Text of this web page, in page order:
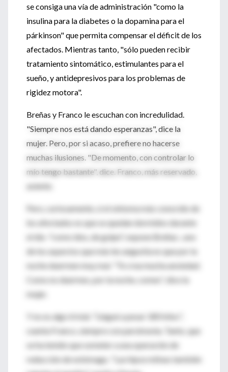
se consiga una vía de administración "como la
insulina para la diabetes o la dopamina para el
párkinson" que permita compensar el déficit de los
afectados. Mientras tanto, "sólo pueden recibir
tratamiento sintomático, estimulantes para el
sueño, y antidepresivos para los problemas de
rigidez motora".
Breñas y Franco le escuchan con incredulidad.
"Siempre nos está dando esperanzas", dice la
mujer. Pero, por si acaso, prefiere no hacerse
muchas ilusiones. "De momento, con controlar lo
mío tengo bastante", dice. Franco, más reservado,
asiente.
Pero, curiosamente, si el síntoma más conocido de
los afectados es que se quedan dormidos durante
el día -"como idos, de golpe", expone Breñas-, uno
de los aspectos que más les angustia es que por la
noche duermen muy mal. "Te crea mucha ansiedad.
Como no duermes, por la noche, comes", dice la
mujer.
Y no es algo trivial. "Llegué a pesar 180 kilos",
cuenta Franco, siempre con parsimonia. Tanto, que
se ha tenido que someter a una operación de
reducción de estómago. "Las hipocretinas también